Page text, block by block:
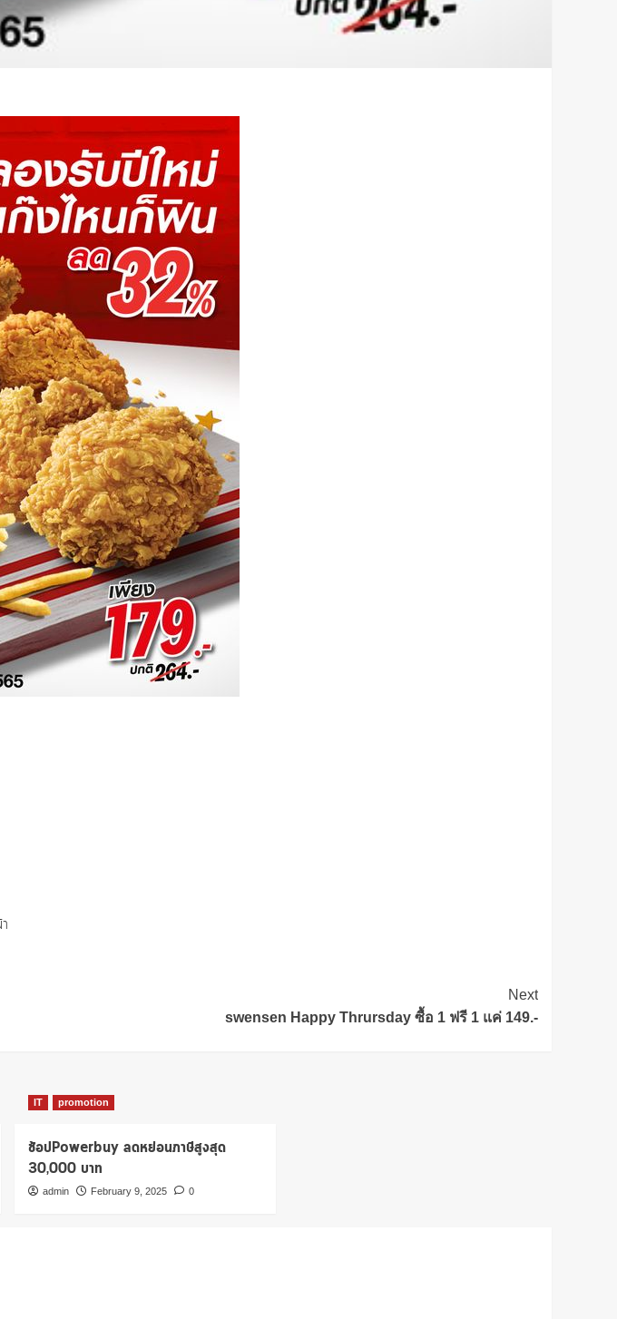
Next
swensen Happy Thrursday ซื้อ 1 ฟรี 1 แค่ 149.-
IT promotion
ช้อปPowerbuy ลดหย่อนภาษีสูงสุด
30,000 บาท
admin February 9, 2025 0